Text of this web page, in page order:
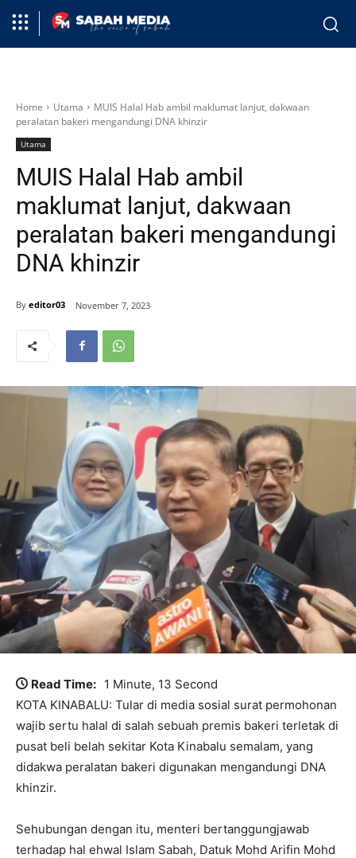
Home Utama
MUIS Halal Hab ambil maklumat lanjut, dakwaan
peralatan bakeri mengandungi DNA khinzir
Utama
MUIS Halal Hab ambil
maklumat lanjut, dakwaan
peralatan bakeri mengandungi
DNA khinzir
By editor03 November 7, 2023
Read Time: 1 Minute, 13 Second
KOTA KINABALU: Tular di media sosial surat permohonan
wajib sertu halal di salah sebuah premis bakeri terletak di
pusat beli belah sekitar Kota Kinabalu semalam, yang
didakwa peralatan bakeri digunakan mengandungi DNA
khinzir.
Sehubungan dengan itu, menteri bertanggungjawab
terhadap hal ehwal Islam Sabah, Datuk Mohd Arifin Mohd